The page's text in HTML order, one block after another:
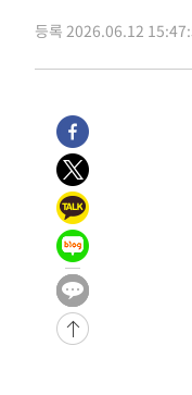
등록 2026.06.12